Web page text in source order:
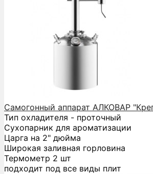
Самогонный аппарат АЛКОВАР
Тип охладителя - проточный
Сухопарник для ароматизации
Царга на 2" дюйма
Широкая заливная горловина
Термометр 2 шт
подходит под все виды плит